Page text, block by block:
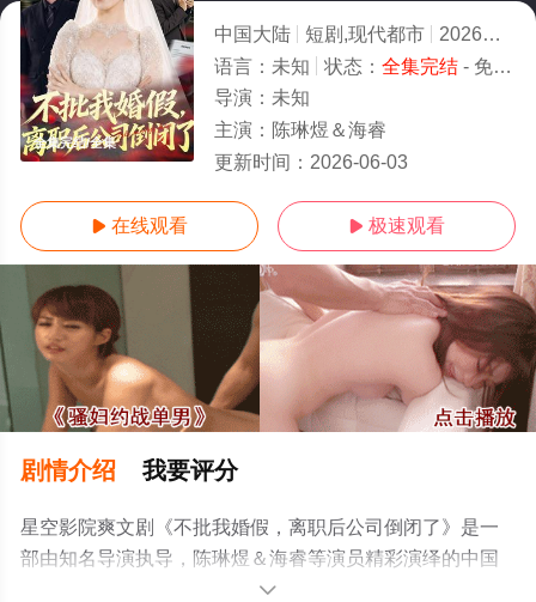
全集完结/全集
中国大陆 短剧,现代都市 2026
2.0
语言： 未知 状态： 全集完结- 免费在线观看
导演： 未知
主演： 陈琳煜＆海睿
更新时间： 2026-06-03
 在线观看  极速观看
剧情介绍 我要评分
星空影院爽文剧《不批我婚假，离职后公司倒闭了》是一
部由知名导演执导，陈琳煜＆海睿等演员精彩演绎的中国
大陆电视剧，大结局剧情已揭晓（全集完结），超前点播
